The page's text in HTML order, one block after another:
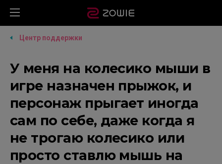
Центр поддержки
У меня на колесико мыши в
игре назначен прыжок, и
персонаж прыгает иногда
сам по себе, даже когда я
не трогаю колесико или
просто ставлю мышь на